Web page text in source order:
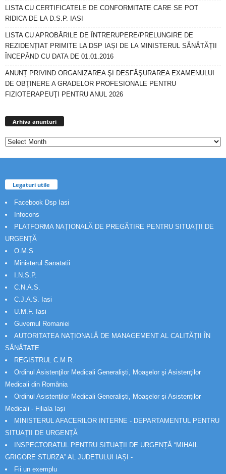
LISTA CU CERTIFICATELE DE CONFORMITATE CARE SE POT
RIDICA DE LA D.S.P. IASI
LISTA CU APROBĂRILE DE ÎNTRERUPERE/PRELUNGIRE DE
REZIDENȚIAT PRIMITE LA DSP IAȘI DE LA MINISTERUL SĂNĂTĂȚII
ÎNCEPÂND CU DATA DE 01.01.2016
ANUNȚ PRIVIND ORGANIZAREA ŞI DESFĂŞURAREA EXAMENULUI
DE OBŢINERE A GRADELOR PROFESIONALE PENTRU
FIZIOTERAPEUŢI PENTRU ANUL 2026
Arhiva anunturi
Legaturi utile
Facebook Dsp Iasi
Infocons
PLATFORMA NAȚIONALĂ DE PREGĂTIRE PENTRU SITUAȚII DE
URGENȚĂ
O.M.S
Ministerul Sanatatii
I.N.S.P.
C.N.A.S.
C.J.A.S. Iasi
U.M.F. Iasi
Guvernul Romaniei
AUTORITATEA NAȚIONALĂ DE MANAGEMENT AL CALITĂȚII ÎN
SĂNĂTATE
REGISTRUL C.M.R.
Ordinul Asistenţilor Medicali Generalişti, Moaşelor şi Asistenţilor
Medicali din România
Ordinul Asistenţilor Medicali Generalişti, Moaşelor şi Asistenţilor
Medicali - Filiala Iași
MINISTERUL AFACERILOR INTERNE - DEPARTAMENTUL PENTRU
SITUAȚII DE URGENȚĂ
INSPECTORATUL PENTRU SITUAȚII DE URGENȚĂ “MIHAIL
GRIGORE STURZA” AL JUDETULUI IAȘI -
Fii un exemplu